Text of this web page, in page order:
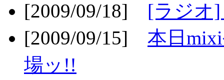
[2009/09/18] [ラジオ
[2009/09/15] 本日
場ッ!!